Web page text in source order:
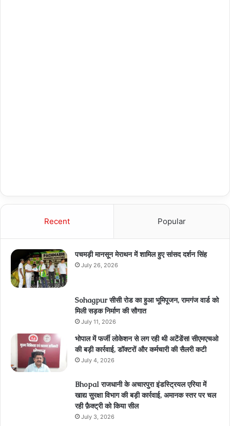
Recent Popular
पचमड़ी मानसून मेराथन में शामिल हुए सांसद दर्शन सिंह
July 26, 2026
Sohagpur सीसी रोड का हुआ भूमिपूजन, रामगंज वार्ड को
मिली सड़क निर्माण की सौगात
July 11, 2026
भोपाल में फर्जी लोकेशन से लग रही थी अटेंडेंस! सीएमएचओ
की बड़ी कार्रवाई, डॉक्टरों और कर्मचारी की सैलरी कटी
July 4, 2026
Bhopal राजधानी के अचारपुरा इंडस्ट्रियल एरिया में
खाद्य सुरक्षा विभाग की बड़ी कार्रवाई, अमानक स्तर पर चल
रही फ़ैक्ट्री को किया सील
July 3, 2026